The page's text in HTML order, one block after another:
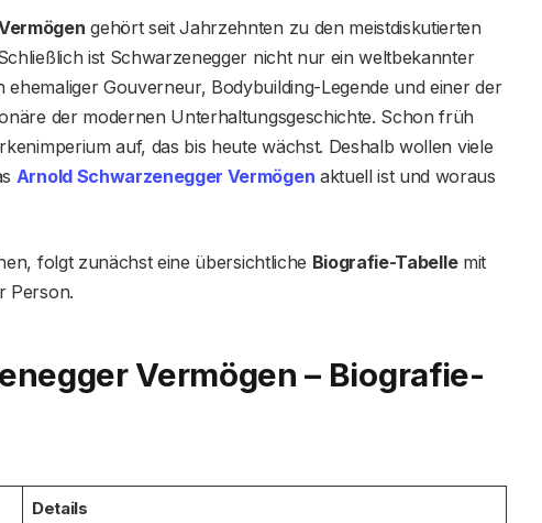
gehört seit Jahrzehnten zu den meistdiskutierten
ist Schwarzenegger nicht nur ein weltbekannter
ehemaliger Gouverneur, Bodybuilding-Legende und einer der
der modernen Unterhaltungsgeschichte. Schon früh
auf, das bis heute wächst. Deshalb wollen viele
Arnold Schwarzenegger Vermögen aktuell ist und woraus
folgt zunächst eine übersichtliche Biografie-Tabellemit
Person.
Vermögen – Biografie-
Details